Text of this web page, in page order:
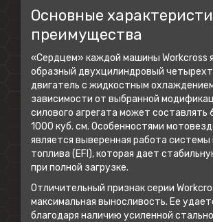
Основные
преимущества
«Сердцем» каждой машины Workcross
образный двухцилиндровый
двигатель с жидкостным
зависимости от выбранной
силового агрегата может составлять
1000 куб. см. Особенностями
является выверенная работа системы
топлива (EFI), которая дает
при полной загрузке.
Отличительный признак серии
максимальная выносливость. Ее
благодаря наличию усиленной